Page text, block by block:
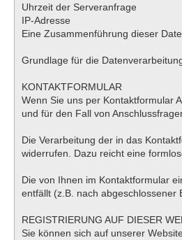
Uhrzeit der Serveranfrage
IP-Adresse
Eine Zusammenführung dieser
Grundlage für die
KONTAKTFORMULAR
Wenn Sie uns per Kontaktformular
und für den Fall von
Die Verarbeitung der in das
widerrufen. Dazu reicht eine
Die von Ihnen im Kontaktformular
entfällt (z.B. nach abgeschlossener
REGISTRIERUNG AUF DIESER
Sie können sich auf unserer